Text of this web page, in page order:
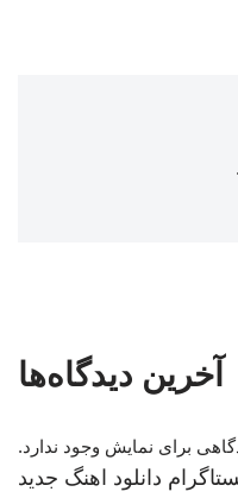
.
آخرین دیدگاه‌ها
برای نمایش وجود ندارد.
دانلود اهنگ جدید